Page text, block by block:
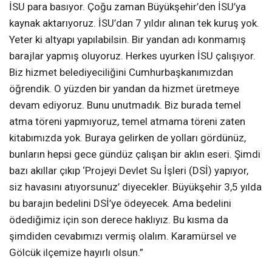
İSU para basıyor. Çoğu zaman Büyükşehir’den İSU’ya
kaynak aktarıyoruz. İSU’dan 7 yıldır alınan tek kuruş yok.
Yeter ki altyapı yapılabilsin. Bir yandan adı konmamış
barajlar yapmış oluyoruz. Herkes uyurken İSU çalışıyor.
Biz hizmet belediyeciliğini Cumhurbaşkanımızdan
öğrendik. O yüzden bir yandan da hizmet üretmeye
devam ediyoruz. Bunu unutmadık. Biz burada temel
atma töreni yapmıyoruz, temel atmama töreni zaten
kitabımızda yok. Buraya gelirken de yolları gördünüz,
bunların hepsi gece gündüz çalışan bir aklın eseri. Şimdi
bazı akıllar çıkıp ‘Projeyi Devlet Su İşleri (DSİ) yapıyor,
siz havasını atıyorsunuz’ diyecekler. Büyükşehir 3,5 yılda
bu barajın bedelini DSİ’ye ödeyecek. Ama bedelini
ödediğimiz için son derece haklıyız. Bu kısma da
şimdiden cevabımızı vermiş olalım. Karamürsel ve
Gölcük ilçemize hayırlı olsun.”